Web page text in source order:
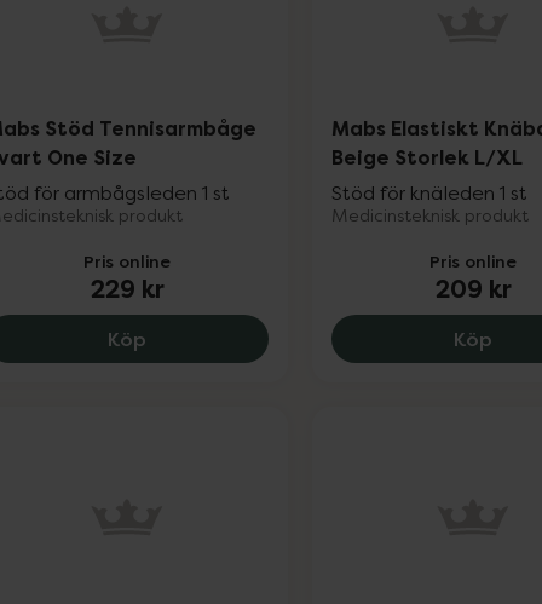
Stöd Tennisarmbåge
One Size
för armbågsleden 1 st
produkt
Pris online
229 kr
Köp Mabs Stöd Tennisarmbåge Svart One
Mabs Elastiskt
Beige Storlek L/XL
Stöd för knäleden 1 st
Medicinsteknisk produkt
Pris online
209 kr
Köp